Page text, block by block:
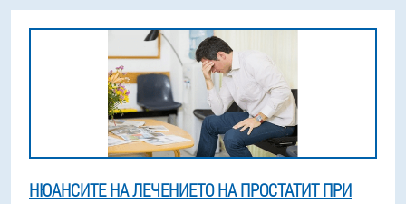
НЮАНСИТЕ НА ЛЕЧЕНИЕТО НА ПРОСТАТИТ ПРИ